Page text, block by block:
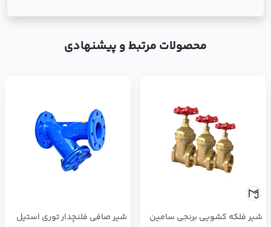
محصولات مرتبط و پیشنهادی
شیر فلکه کشویی برنجی سامین
شیر صافی فلنچدار توری استیل